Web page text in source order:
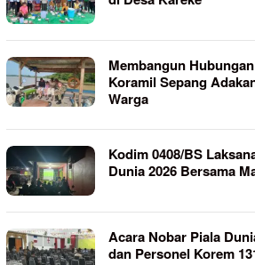
Membangun
Koramil Sepang
Warga
Kodim 0408/BS
Dunia 2026 Bersama
Acara Nobar Piala
dan Personel Korem